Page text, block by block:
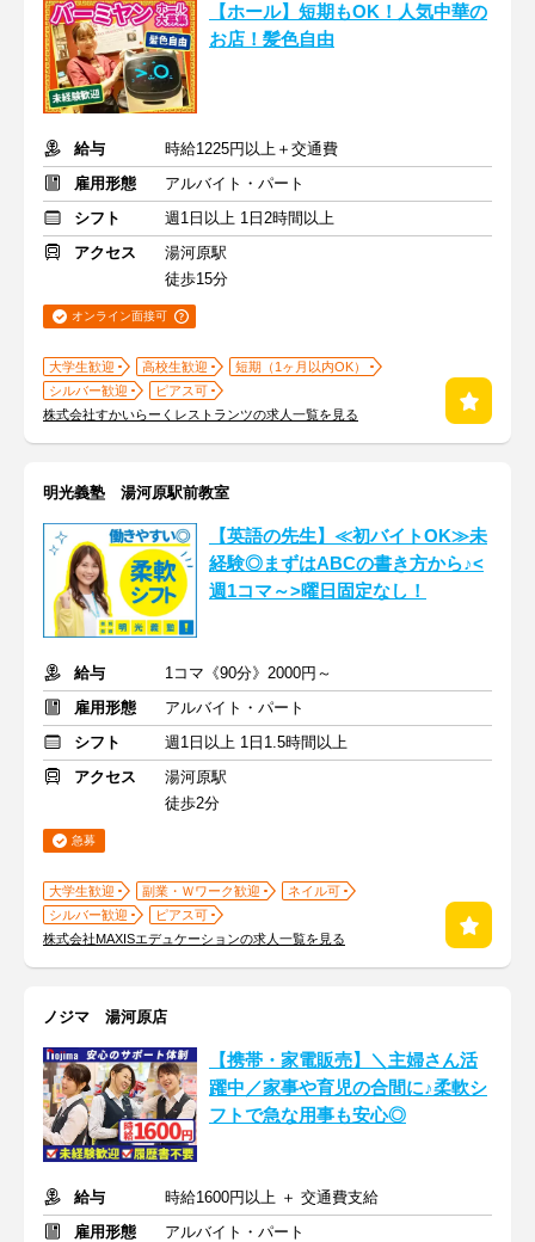
【ホール】短期もOK！人気中華の
お店！髪色自由
給与
時給1225円以上＋交通費
雇用形態
アルバイト・パート
シフト
週1日以上 1日2時間以上
アクセス
湯河原駅
徒歩15分
オンライン面接可
大学生歓迎 高校生歓迎
短期（1ヶ月以内OK）
シルバー歓迎
ピアス可
株式会社すかいらーくレストランツの求人一覧を見る
明光義塾 湯河原駅前教室
【英語の先生】≪初バイトOK≫未
経験◎まずはABCの書き方から♪<
週1コマ～>曜日固定なし！
給与
1コマ《90分》2000円～
雇用形態
アルバイト・パート
シフト
週1日以上 1日1.5時間以上
アクセス
湯河原駅
徒歩2分
急募
大学生歓迎 副業・Ｗワーク歓迎
ネイル可
シルバー歓迎
ピアス可
株式会社MAXISエデュケーションの求人一覧を見る
ノジマ 湯河原店
【携帯・家電販売】＼主婦さん活
躍中／家事や育児の合間に♪柔軟シ
フトで急な用事も安心◎
給与
時給1600円以上 ＋ 交通費支給
雇用形態
アルバイト・パート